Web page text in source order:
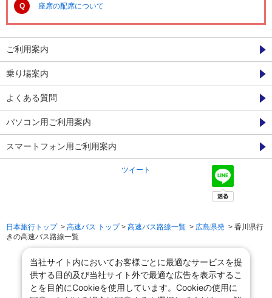
Q 座席の配席について
ご利用案内
乗り場案内
よくある質問
パソコン用ご利用案内
スマートフォン用ご利用案内
ツイート
日本旅行トップ> 高速バス トップ> 高速バス路線一覧 > 広島県発 > 香川県行
きの高速バス路線一覧
当社サイト内においてお客様ごとに最適なサービスを提
供する目的及び当社サイト外で最適な広告を表示するこ
とを目的にCookieを使用しています。Cookieの使用に